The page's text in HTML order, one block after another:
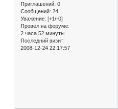
Приглашений: 0
Сообщений: 24
Уважение: [+1/-0]
Провел на форуме:
2 часа 52 минуты
Последний визит:
2008-12-24 22:17:57